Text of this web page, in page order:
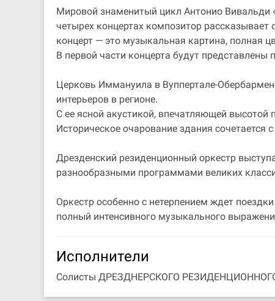
Мировой знаменитый цикл Антонио Вивальди
четырех концертах композитор
концерт — это музыкальная картина, полная
В первой части концерта будут
Церковь Иммануила в Вуппертале-
интерьеров в регионе.
С ее ясной акустикой, впечатляющей высотой
Историческое очарование здания
Дрезденский резиденционный оркестр
разнообразными программами великих
Оркестр особенно с нетерпением ждет
полный интенсивного музыкального
Исполнители
Солисты ДРЕЗДНЕРСКОГО